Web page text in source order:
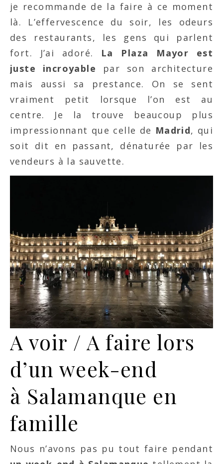
je recommande de la faire à ce moment
là. L’effervescence du soir, les odeurs
des restaurants, les gens qui parlent
fort. J’ai adoré. La Plaza Mayor est
juste incroyable par son architecture
mais aussi sa prestance. On se sent
vraiment petit lorsque l’on est au
centre. Je la trouve beaucoup plus
impressionnant que celle de Madrid, qui
soit dit en passant, dénaturée par les
vendeurs à la sauvette.
A voir / A faire lors
d’un week-end
à Salamanque en
famille
Nous n’avons pas pu tout faire pendant